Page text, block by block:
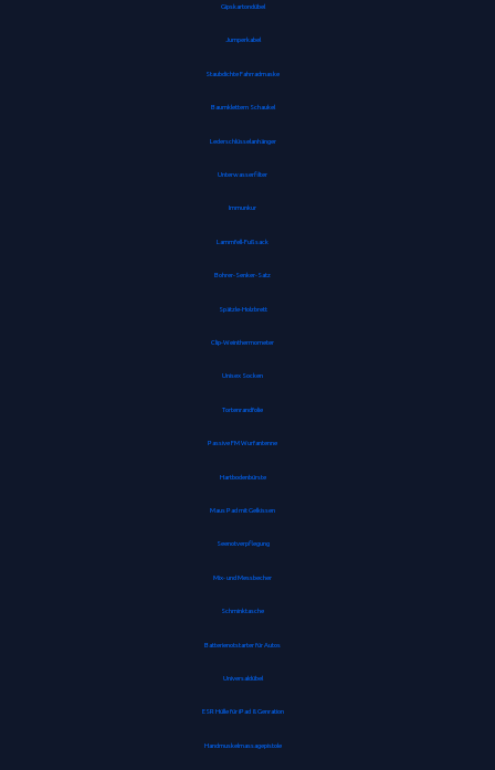
Gipskartondübel
Jumperkabel
Staubdichte Fahrradmaske
Baumklettern Schaukel
Lederschlüsselanhänger
Unterwasserfilter
Immunkur
Lammfell-Fußsack
Bohrer-Senker-Satz
Spätzle-Holzbrett
Clip-Weinthermometer
Unisex Socken
Tortenrandfolie
Passive FM Wurfantenne
Hartbodenbürste
Maus Pad mit Gelkissen
Seenotverpflegung
Mix- und Messbecher
Schminktasche
Batterienotstarter für Autos
Universaldübel
ESR Hülle für iPad 8. Genration
Handmuskelmassagepistole